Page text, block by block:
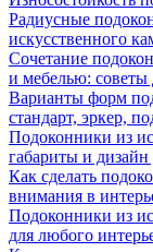
Радиусные
искусственного
Сочетание
и мебелью: советы
Варианты форм
стандарт, эркер,
Подоконники из
габариты и дизайн
Как сделать
внимания в
Подоконники из
для любого